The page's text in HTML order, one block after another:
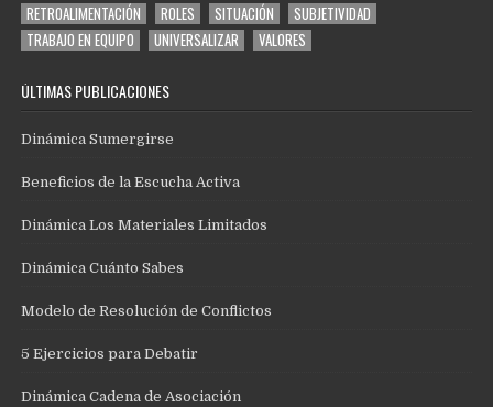
RETROALIMENTACIÓN
ROLES SITUACIÓN
SUBJETIVIDAD
TRABAJO EN EQUIPO
UNIVERSALIZAR VALORES
ÚLTIMAS PUBLICACIONES
Dinámica Sumergirse
Beneficios de la Escucha Activa
Dinámica Los Materiales Limitados
Dinámica Cuánto Sabes
Modelo de Resolución de Conflictos
5 Ejercicios para Debatir
Dinámica Cadena de Asociación